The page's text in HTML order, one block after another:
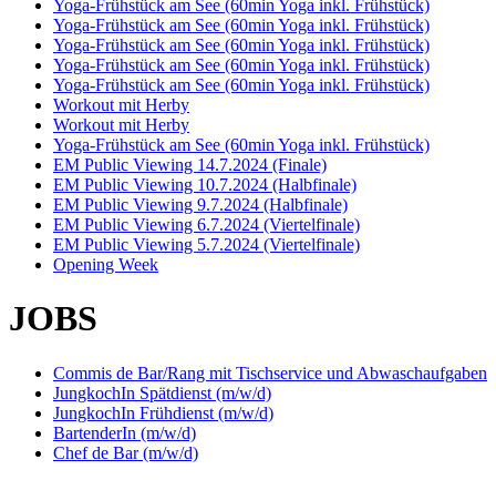
Yoga-Frühstück am See (60min Yoga inkl. Frühstück)
Yoga-Frühstück am See (60min Yoga inkl. Frühstück)
Yoga-Frühstück am See (60min Yoga inkl. Frühstück)
Yoga-Frühstück am See (60min Yoga inkl. Frühstück)
Yoga-Frühstück am See (60min Yoga inkl. Frühstück)
Workout mit Herby
Workout mit Herby
Yoga-Frühstück am See (60min Yoga inkl. Frühstück)
EM Public Viewing 14.7.2024 (Finale)
EM Public Viewing 10.7.2024 (Halbfinale)
EM Public Viewing 9.7.2024 (Halbfinale)
EM Public Viewing 6.7.2024 (Viertelfinale)
EM Public Viewing 5.7.2024 (Viertelfinale)
Opening Week
JOBS
Commis de Bar/Rang mit Tischservice und Abwaschaufgaben
JungkochIn Spätdienst (m/w/d)
JungkochIn Frühdienst (m/w/d)
BartenderIn (m/w/d)
Chef de Bar (m/w/d)